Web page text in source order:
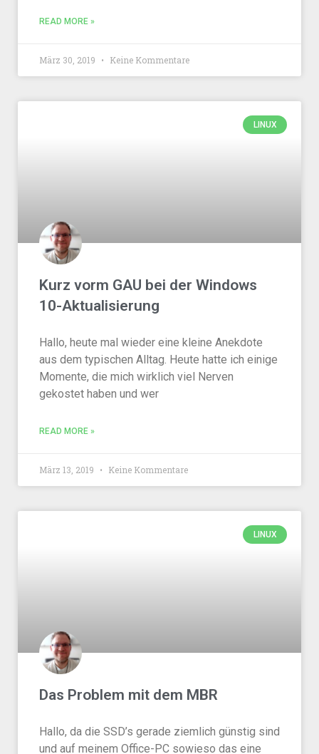
READ MORE »
März 30, 2019 Keine Kommentare
LINUX
Kurz vorm GAU bei der Windows
10-Aktualisierung
Hallo, heute mal wieder eine kleine Anekdote
aus dem typischen Alltag. Heute hatte ich einige
Momente, die mich wirklich viel Nerven
gekostet haben und wer
READ MORE »
März 13, 2019 Keine Kommentare
LINUX
Das Problem mit dem MBR
Hallo, da die SSD’s gerade ziemlich günstig sind
und auf meinem Office-PC sowieso das eine